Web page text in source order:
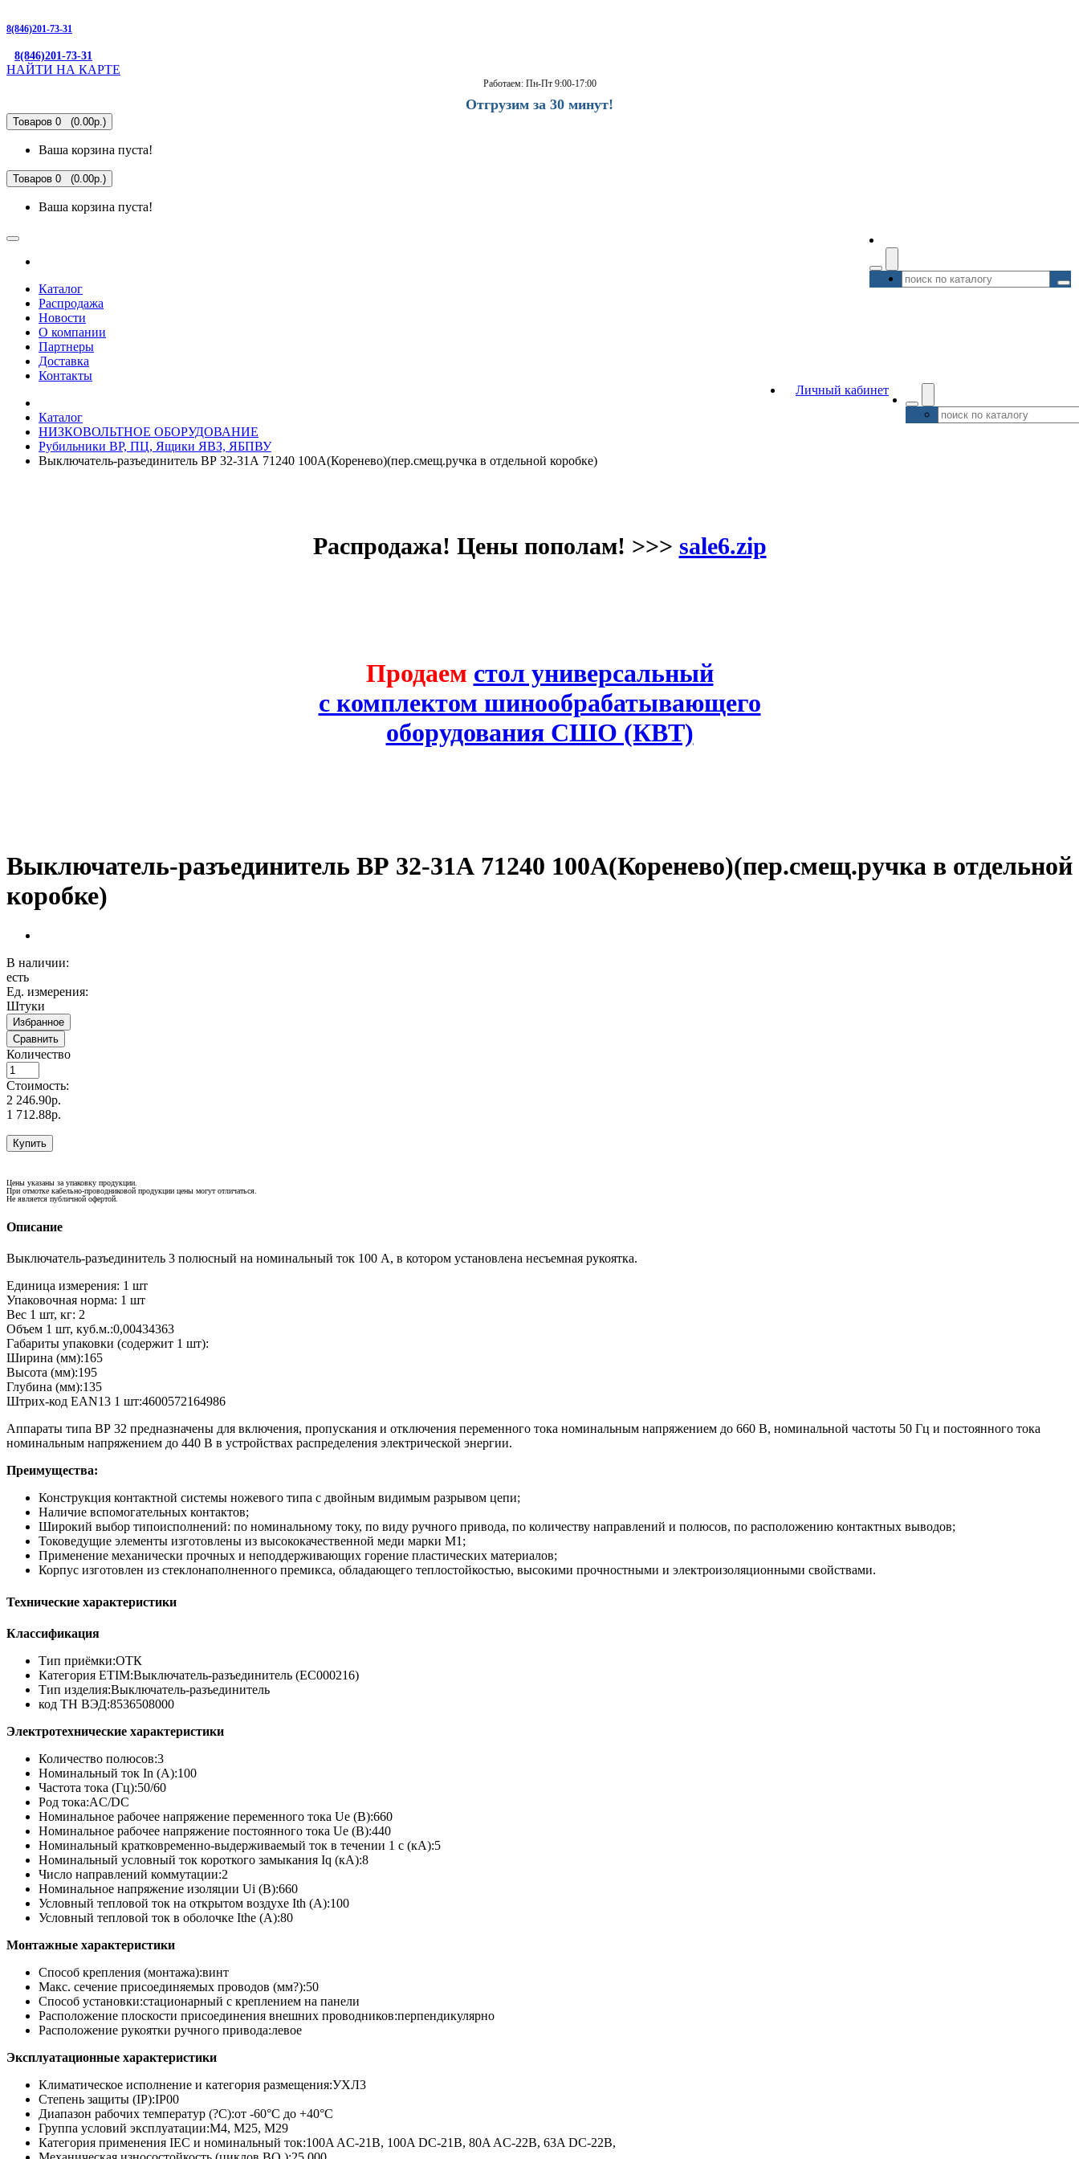
8(846)201-73-31
8(846)201-73-31
НАЙТИ НА КАРТЕ
Работаем: Пн-Пт 9:00-17:00
Отгрузим за 30 минут!
Товаров 0 (0.00р.)
Ваша корзина пуста!
Товаров 0 (0.00р.)
Ваша корзина пуста!
Каталог
Распродажа
Новости
О компании
Партнеры
Доставка
Контакты
Личный кабинет
Каталог
НИЗКОВОЛЬТНОЕ ОБОРУДОВАНИЕ
Рубильники ВР, ПЦ, Ящики ЯВЗ, ЯБПВУ
Выключатель-разъединитель ВР 32-31А 71240 100А(Коренево)(пер.смещ.ручка в отдельной коробке)
Распродажа! Цены пополам! >>> sale6.zip
Продаем стол универсальный
с комплектом шинообрабатывающего
оборудования СШО (КВТ)
Выключатель-разъединитель ВР 32-31А 71240 100А(Коренево)(пер.смещ.ручка в отдельной
коробке)
В наличии:
есть
Ед. измерения:
Штуки
Избранное
Сравнить
Количество
Стоимость:
2 246.90р.
1 712.88р.
Купить
Цены указаны за упаковку продукции.
При отмотке кабельно-проводниковой продукции цены могут отличаться.
Не является публичной офертой.
Описание
Выключатель-разъединитель 3 полюсный на номинальный ток 100 А, в котором установлена несъемная рукоятка.
Единица измерения: 1 шт
Упаковочная норма: 1 шт
Вес 1 шт, кг: 2
Объем 1 шт, куб.м.:0,00434363
Габариты упаковки (содержит 1 шт):
Ширина (мм):165
Высота (мм):195
Глубина (мм):135
Штрих-код EAN13 1 шт:4600572164986
Аппараты типа ВР 32 предназначены для включения, пропускания и отключения переменного тока номинальным напряжением до 660 В, номинальной частоты 50 Гц и постоянного тока
номинальным напряжением до 440 В в устройствах распределения электрической энергии.
Преимущества:
Конструкция контактной системы ножевого типа с двойным видимым разрывом цепи;
Наличие вспомогательных контактов;
Широкий выбор типоисполнений: по номинальному току, по виду ручного привода, по количеству направлений и полюсов, по расположению контактных выводов;
Токоведущие элементы изготовлены из высококачественной меди марки М1;
Применение механически прочных и неподдерживающих горение пластических материалов;
Корпус изготовлен из стеклонаполненного премикса, обладающего теплостойкостью, высокими прочностными и электроизоляционными свойствами.
Технические характеристики
Классификация
Тип приёмки:ОТК
Категория ETIM:Выключатель-разъединитель (EC000216)
Тип изделия:Выключатель-разъединитель
код ТН ВЭД:8536508000
Электротехнические характеристики
Количество полюсов:3
Номинальный ток In (А):100
Частота тока (Гц):50/60
Род тока:AC/DC
Номинальное рабочее напряжение переменного тока Ue (В):660
Номинальное рабочее напряжение постоянного тока Ue (В):440
Номинальный кратковременно-выдерживаемый ток в течении 1 с (кА):5
Номинальный условный ток короткого замыкания Iq (кА):8
Число направлений коммутации:2
Номинальное напряжение изоляции Ui (В):660
Условный тепловой ток на открытом воздухе Ith (A):100
Условный тепловой ток в оболочке Ithe (A):80
Монтажные характеристики
Способ крепления (монтажа):винт
Макс. сечение присоединяемых проводов (мм?):50
Способ установки:стационарный с креплением на панели
Расположение плоскости присоединения внешних проводников:перпендикулярно
Расположение рукоятки ручного привода:левое
Эксплуатационные характеристики
Климатическое исполнение и категория размещения:УХЛ3
Степень защиты (IP):IP00
Диапазон рабочих температур (?С):от -60°С до +40°С
Группа условий эксплуатации:М4, М25, М29
Категория применения IEC и номинальный ток:100A AC-21B, 100A DC-21B, 80A AC-22B, 63A DC-22B,